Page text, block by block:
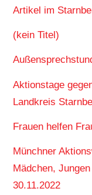
Artikel im
(kein Titel)
Aktionstage
Landkreis
Frauen helfen
Münchner
Mädchen,
30.11.2022